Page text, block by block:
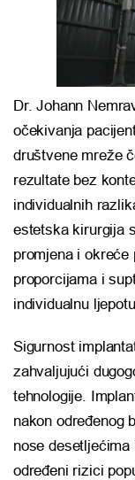
Dr. Johann
očekivanja
društvene mreže
rezultate bez
individualnih
estetska kirurgija
promjena i
proporcijama i
individualnu
Sigurnost
zahvaljujući
tehnologije.
nakon određenog
nose
određeni rizici